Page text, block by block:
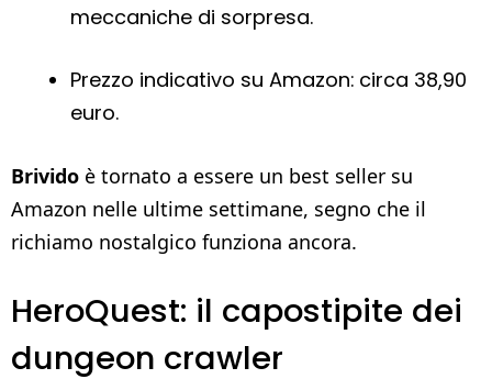
meccaniche di sorpresa.
Prezzo indicativo su Amazon: circa 38,90
euro.
Brivido è tornato a essere un best seller su
Amazon nelle ultime settimane, segno che il
richiamo nostalgico funziona ancora.
HeroQuest: il capostipite dei
dungeon crawler